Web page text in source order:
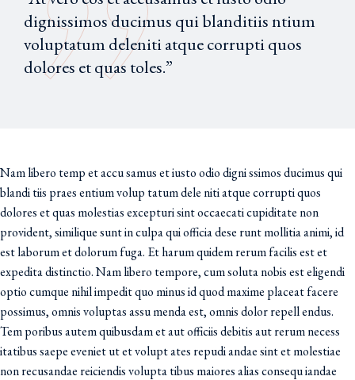
dignissimos ducimus qui blanditiis ntium
voluptatum deleniti atque corrupti quos
dolores et quas toles.”
Nam libero temp et accu samus et iusto odio digni ssimos ducimus qui
blandi tiis praes entium volup tatum dele niti atque corrupti quos
dolores et quas molestias excepturi sint occaecati cupiditate non
provident, similique sunt in culpa qui officia dese runt mollitia animi, id
est laborum et dolorum fuga. Et harum quidem rerum facilis est et
expedita distinctio. Nam libero tempore, cum soluta nobis est eligendi
optio cumque nihil impedit quo minus id quod maxime placeat facere
possimus, omnis voluptas assu menda est, omnis dolor repell endus.
Tem poribus autem quibusdam et aut officiis debitis aut rerum necess
itatibus saepe eveniet ut et volupt ates repudi andae sint et molestiae
non recusandae reiciendis volupta tibus maiores alias consequ iandae